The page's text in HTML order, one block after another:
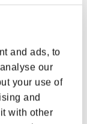
and ads, to
our
your use of
and
with other